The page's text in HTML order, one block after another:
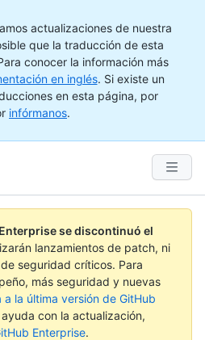
actualizaciones de nuestra
que la traducción de esta
conocer la información más
en inglés. Si existe un
en esta página, por
infórmanos.
se discontinuó el
lanzamientos de patch, ni
seguridad críticos. Para
más seguridad y nuevas
a la última versión de GitHub
con la actualización,
Enterprise.